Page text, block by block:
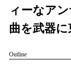
MENU
記事一覧
ィーなア
曲を武器に
Outline